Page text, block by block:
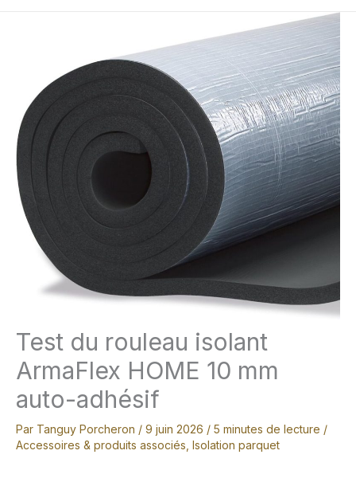
Test du rouleau isolant
ArmaFlex HOME 10 mm
auto-adhésif
Par Tanguy Porcheron / 9 juin 2026 / 5 minutes de lecture /
Accessoires & produits associés Isolation parquet